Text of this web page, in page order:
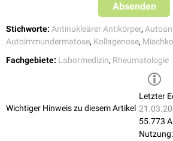
Absenden
Stichworte: Antinukleärer Antikörper,
Autoimmundermatose, Kollagenose,
Fachgebiete: Labormedizin, Rheumatologie
Wichtiger Hinweis zu diesem Artikel
Letzter
55.773
Nutzung: